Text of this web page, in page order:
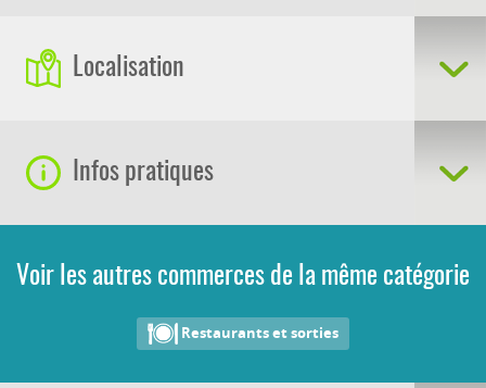
Localisation
Infos pratiques
Voir les autres commerces de la même catégorie
Restaurants et sorties